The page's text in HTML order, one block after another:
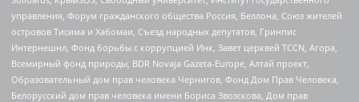
управления, Форум гражданского общества Россия, Беллона, Союз жителей
островов Тисима и Хабомаи, Съезд народных депутатов, Гринпис
Интернешнл, Фонд борьбы с коррупцией Инк, Завет церквей TCCN, Агора,
Всемирный фонд природы, BDR Novaja Gazeta-Europe, Алтай проект,
Образовательный дом прав человека Чернигов, Фонд Дом Прав Человека,
Белорусский дом прав человека имени Бориса Звозскова, Дом прав